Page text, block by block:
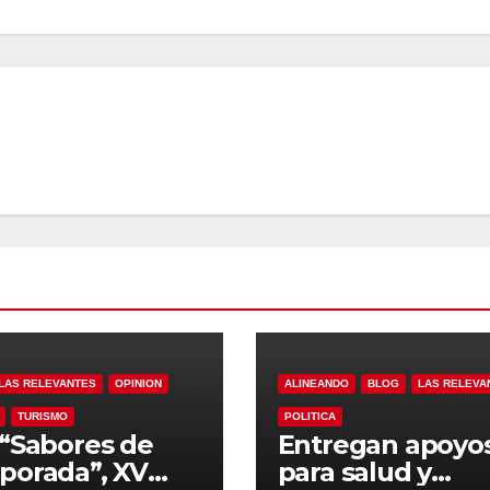
RELEVANTES OPINION
TURISMO
de
XV
ALINEANDO BLOG LAS
POLITICA
Entregan
para salud y